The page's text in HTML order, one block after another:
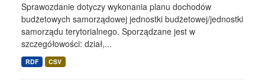
Sprawozdanie dotyczy wykonania planu dochodów
budżetowych samorządowej jednostki budżetowej/jednostki
samorządu terytorialnego. Sporządzane jest w
szczegółowości: dział,...
RDF CSV